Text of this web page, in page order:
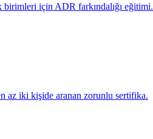
için ADR farkındalığı eğitimi.
az iki kişide aranan zorunlu sertifika.